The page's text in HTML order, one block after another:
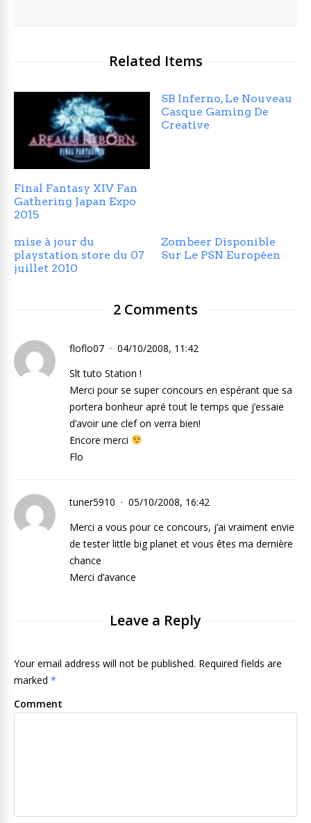
Related Items
Final Fantasy XIV Fan
Gathering Japan Expo
2015
SB Inferno, Le Nouveau
Casque Gaming De
Creative
mise à jour du
playstation store du 07
juillet 2010
Zombeer Disponible
Sur Le PSN Européen
2 Comments
floflo07
04/10/2008, 11:42
Slt tuto Station !
Merci pour se super concours en espérant que sa
portera bonheur apré tout le temps que j’essaie
d’avoir une clef on verra bien!
Encore merci
Flo
tuner5910
05/10/2008, 16:42
Merci a vous pour ce concours, j’ai vraiment envie
de tester little big planet et vous êtes ma dernière
chance
Merci d’avance
Leave a Reply
Your email address will not be published. Required fields are
marked *
Comment